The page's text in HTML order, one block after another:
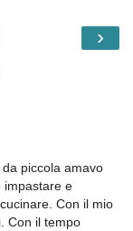
›
piccola amavo
impastare e
Con il mio
Con il tempo